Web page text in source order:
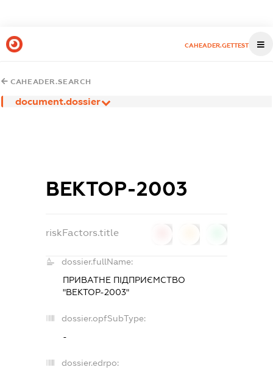
CAHEADER.GETTEST
CAHEADER.SEARCH
document.dossier
ВЕКТОР-2003
riskFactors.title
dossier.fullName:
ПРИВАТНЕ ПІДПРИЄМСТВО
"ВЕКТОР-2003"
dossier.opfSubType:
-
dossier.edrpo: